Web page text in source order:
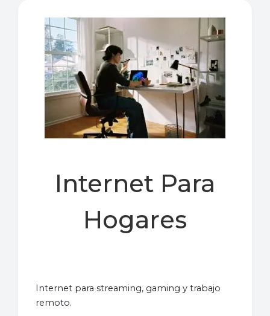
Internet Para
Hogares
Internet para streaming, gaming y trabajo
remoto.